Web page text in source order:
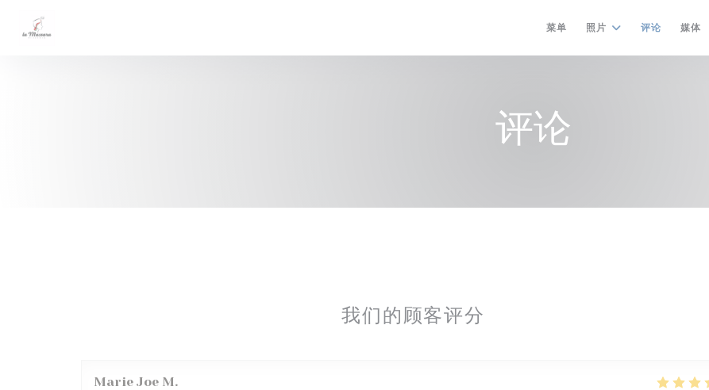
菜单 照片 评论 媒体
评论
我们的顾客评分
Marie Joe M